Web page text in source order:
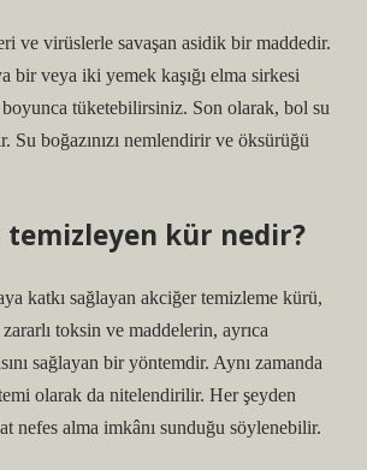
ve virüslerle savaşan asidik bir maddedir.
bir veya iki yemek kaşığı elma sirkesi
tüketebilirsiniz. Son olarak, bol su
Su boğazınızı nemlendirir ve öksürüğü
temizleyen kür nedir?
katkı sağlayan akciğer temizleme kürü,
toksin ve maddelerin, ayrıca
sağlayan bir yöntemdir. Aynı zamanda
olarak da nitelendirilir. Her şeyden
nefes alma imkânı sunduğu söylenebilir.